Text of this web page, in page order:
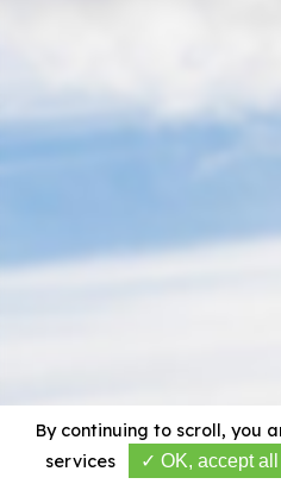
By continuing to scroll, you
services
OK, accept all